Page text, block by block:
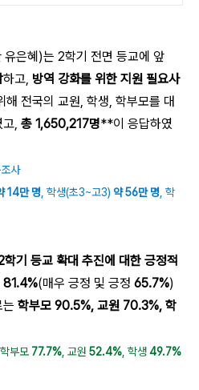
은혜)는 2학기 전면 등교에 앞
하고, 방역 강화를 위한 지원 필요사
해 전국의 교원, 학생, 학부모를 대
, 총 1,650,217명**이 응답하였
사
14만 명 , 학생(초3~고3) 약 56만 명 , 학
기 등교 확대 추진에 대한 긍정적
81.4%(매우 긍정 및 긍정 65.7%)
학부모 90.5%, 교원 70.3%, 학
부모 77.7%, 교원 52.4%, 학생49.7%